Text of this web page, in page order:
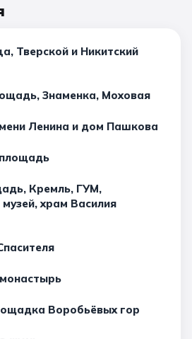
Ещё 6
Тверской и Никитский
Знаменка, Моховая
Ленина и дом Пашкова
Кремль, ГУМ,
храм Василия
Воробьёвых гор